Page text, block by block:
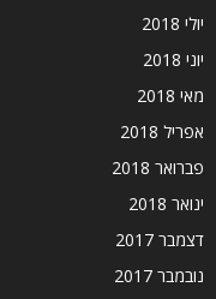
יולי 2018
יוני 2018
מאי 2018
אפריל 2018
פברואר 2018
ינואר 2018
דצמבר 2017
נובמבר 2017